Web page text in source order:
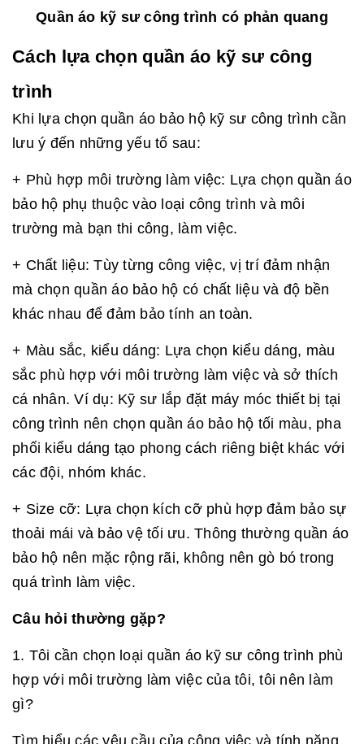
Quần áo kỹ sư công trình có phản quang
Cách lựa chọn quần áo kỹ sư công
trình
Khi lựa chọn quần áo bảo hộ kỹ sư công trình cần
lưu ý đến những yếu tố sau:
+ Phù hợp môi trường làm việc: Lựa chọn quần áo
bảo hộ phụ thuộc vào loại công trình và môi
trường mà bạn thi công, làm việc.
+ Chất liệu: Tùy từng công việc, vị trí đảm nhận
mà chọn quần áo bảo hộ có chất liệu và độ bền
khác nhau để đảm bảo tính an toàn.
+ Màu sắc, kiểu dáng: Lựa chọn kiểu dáng, màu
sắc phù hợp với môi trường làm việc và sở thích
cá nhân. Ví dụ: Kỹ sư lắp đặt máy móc thiết bị tại
công trình nên chọn quần áo bảo hộ tối màu, pha
phối kiểu dáng tạo phong cách riêng biệt khác với
các đội, nhóm khác.
+ Size cỡ: Lựa chọn kích cỡ phù hợp đảm bảo sự
thoải mái và bảo vệ tối ưu. Thông thường quần áo
bảo hộ nên mặc rộng rãi, không nên gò bó trong
quá trình làm việc.
Câu hỏi thường gặp?
1. Tôi cần chọn loại quần áo kỹ sư công trình phù
hợp với môi trường làm việc của tôi, tôi nên làm
gì?
Tìm hiểu các yêu cầu của công việc và tính năng